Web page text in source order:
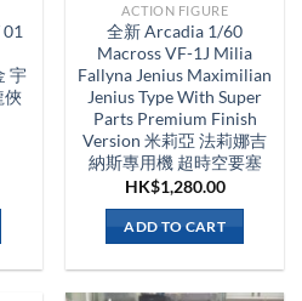
01
宇
俠
ACTION FIGURE
全新 Arcadia 1/60
Macross VF-1J Milia
Fallyna Jenius Maximilian
Jenius Type With Super
Parts Premium Finish
Version 米莉亞 法莉娜吉
納斯專用機 超時空要塞
HK$1,280.00
ADD TO CART